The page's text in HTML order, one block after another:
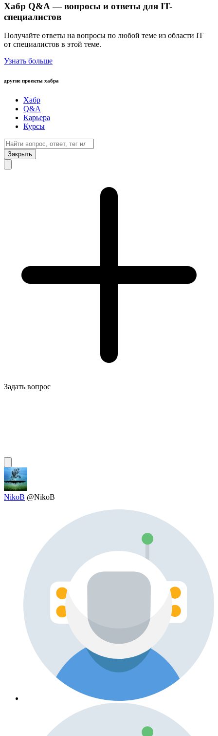
Хабр Q&A — вопросы и ответы для IT-
специалистов
Получайте ответы на вопросы по любой теме из области IT
от специалистов в этой теме.
Узнать больше
другие проекты хабра
Хабр
Q&A
Карьера
Курсы
Закрыть
Задать вопрос
NikoB @NikoB